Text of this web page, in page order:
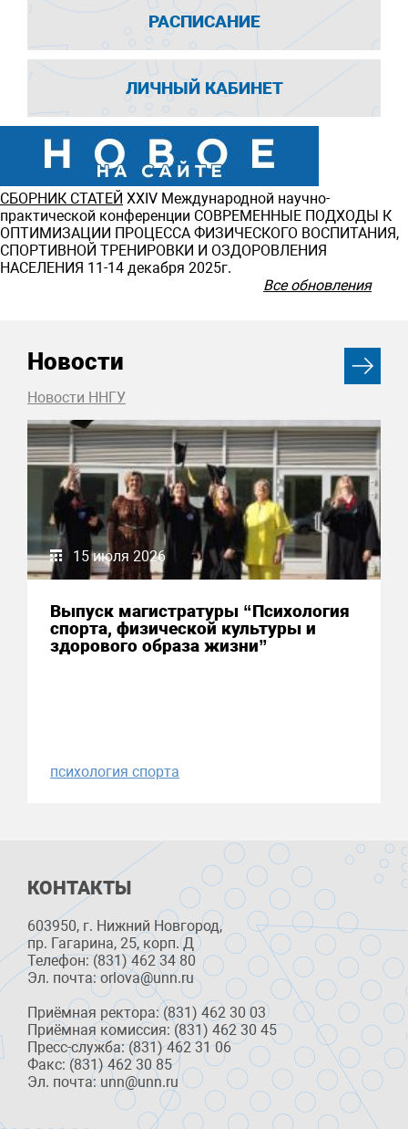
РАСПИСАНИЕ
ЛИЧНЫЙ КАБИНЕТ
СБОРНИК СТАТЕЙ ХXIV Международной научно-
практической конференции СОВРЕМЕННЫЕ ПОДХОДЫ К
ОПТИМИЗАЦИИ ПРОЦЕССА ФИЗИЧЕСКОГО ВОСПИТАНИЯ,
СПОРТИВНОЙ ТРЕНИРОВКИ И ОЗДОРОВЛЕНИЯ
НАСЕЛЕНИЯ 11-14 декабря 2025г.
Все обновления
Новости
Новости ННГУ
15 июля 2026
Выпуск магистратуры “Психология
спорта, физической культуры и
здорового образа жизни”
психология спорта
КОНТАКТЫ
603950, г. Нижний Новгород,
пр. Гагарина, 25, корп. Д
Телефон: (831) 462 34 80
Эл. почта: orlova@unn.ru
Приёмная ректора: (831) 462 30 03
Приёмная комиссия: (831) 462 30 45
Пресс-служба: (831) 462 31 06
Факс: (831) 462 30 85
Эл. почта: unn@unn.ru